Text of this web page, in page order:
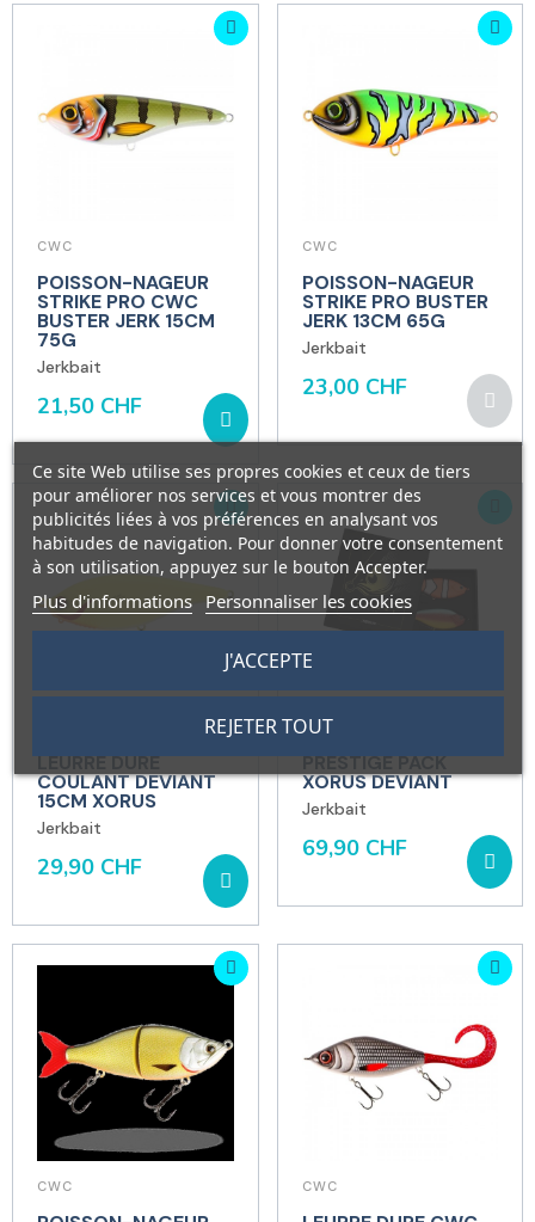
CWC
POISSON-NAGEUR
STRIKE PRO CWC
BUSTER JERK 15CM
75G
Jerkbait
21,50 CHF
CWC
POISSON-NAGEUR
STRIKE PRO BUSTER
JERK 13CM 65G
Jerkbait
23,00 CHF
LEURRE DURE
COULANT DEVIANT
15CM XORUS
Jerkbait
29,90 CHF
XORÜS
PRESTIGE PACK
XORUS DEVIANT
Jerkbait
69,90 CHF
CWC CWC
Ce site Web utilise ses propres cookies et ceux de tiers
pour améliorer nos services et vous montrer des
publicités liées à vos préférences en analysant vos
habitudes de navigation. Pour donner votre consentement
à son utilisation, appuyez sur le bouton Accepter.
Plus d'informations Personnaliser les cookies
REJETER TOUT
J'ACCEPTE